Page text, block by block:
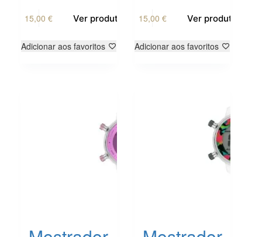
15,00€ Ver produto
Adicionar aos favoritos
15,00 € Ver produto
Adicionar aos favoritos